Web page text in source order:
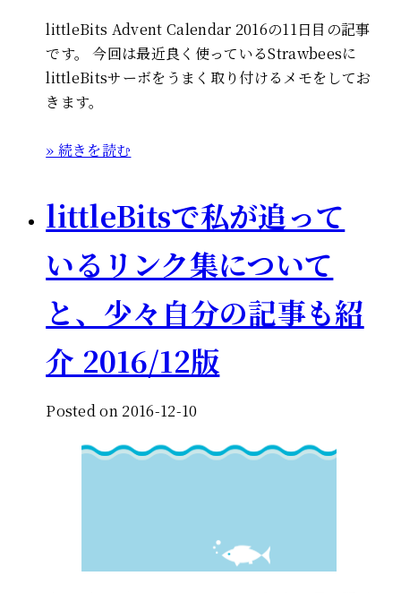
littleBits Advent Calendar 2016の11日目の記事
です。 今回は最近良く使っているStrawbeesに
littleBitsサーボをうまく取り付けるメモをしてお
きます。
» 続きを読む
littleBitsで私が追って
いるリンク集について
と、少々自分の記事も紹
介 2016/12版
Posted on 2016-12-10